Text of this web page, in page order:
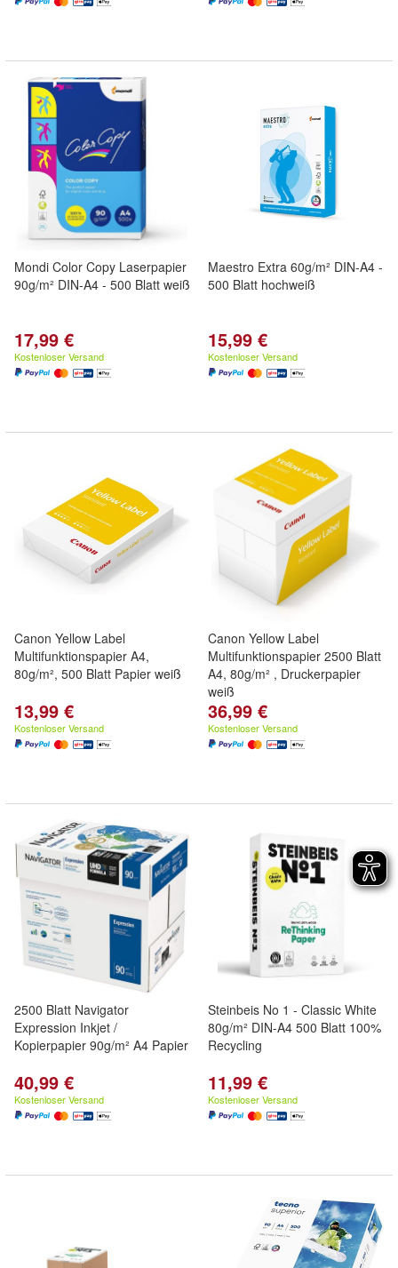
Mondi Color Copy Laserpapier
90g/m² DIN-A4 - 500 Blatt weiß
17,99 €
Kostenloser Versand
Maestro Extra 60g/m² DIN-A4 -
500 Blatt hochweiß
15,99 €
Kostenloser Versand
Canon Yellow Label
Multifunktionspapier A4,
80g/m², 500 Blatt Papier weiß
13,99 €
Kostenloser Versand
Canon Yellow Label
Multifunktionspapier 2500 Blatt
A4, 80g/m² , Druckerpapier
weiß
36,99 €
Kostenloser Versand
2500 Blatt Navigator
Expression Inkjet /
Kopierpapier 90g/m² A4 Papier
40,99 €
Kostenloser Versand
Steinbeis No 1 - Classic White
80g/m² DIN-A4 500 Blatt 100%
Recycling
11,99 €
Kostenloser Versand